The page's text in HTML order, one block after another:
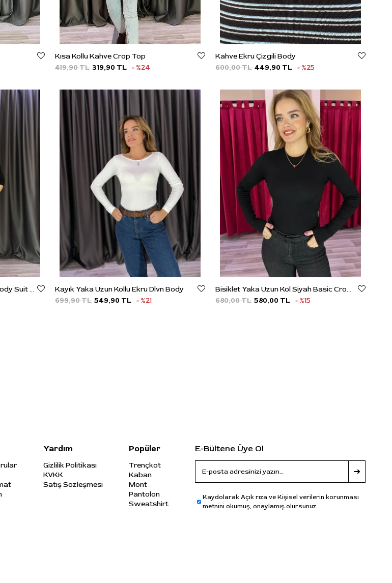
Kısa Kollu Kahve Crop Top
319,90 TL
419,90 TL %24
Kahve Ekru Çizgili Body
449,90 TL
600,00 TL %25
Kruvaze Buzzy Kumaş Siyah Body Suit Siyah
Kayık Yaka Uzun Kollu Ekru Dlvn Body
549,90 TL
699,90 TL %21
Bisiklet Yaka Uzun Kol Siyah Basic Crop Top
580,00 TL
680,00 TL %15
Yardım
Gizlilik Politikası
KVKK
Satış Sözleşmesi
Popüler
Trençkot
Kaban
Mont
Pantolon
Sweatshirt
E-Bültene Üye Ol
Kaydolarak Açık rıza ve Kişisel verilerin korunması
metnini okumuş, onaylamış olursunuz.